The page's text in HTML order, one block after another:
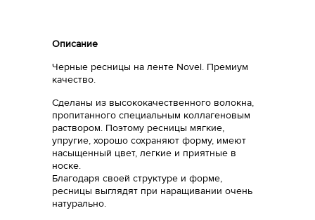
Описание
Черные ресницы на ленте Novel. Премиум
качество.
Сделаны из высококачественного волокна,
пропитанного специальным коллагеновым
раствором. Поэтому ресницы мягкие,
упругие, хорошо сохраняют форму, имеют
насыщенный цвет, легкие и приятные в
носке.
Благодаря своей структуре и форме,
ресницы выглядят при наращивании очень
натурально.